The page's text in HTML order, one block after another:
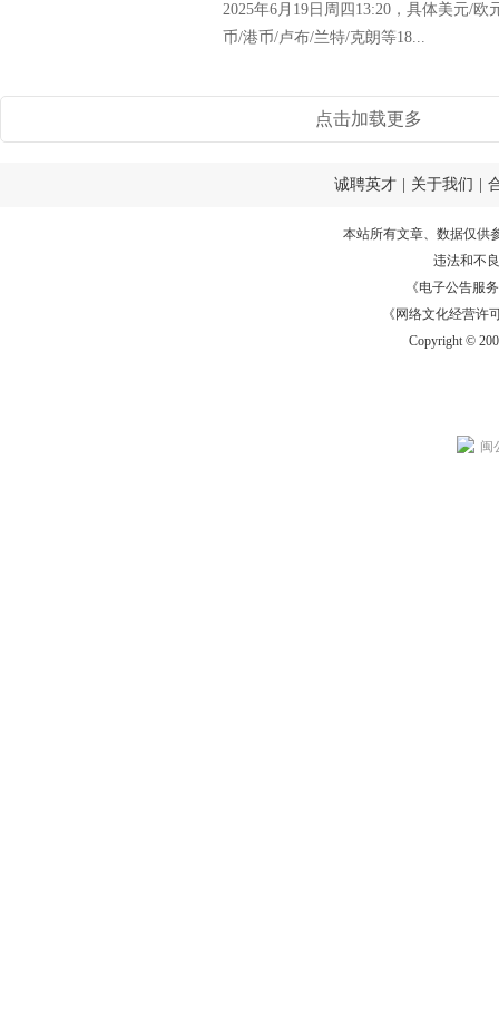
2025年6月19日周四13:20，具体美元/
币/港币/卢布/兰特/克朗等18...
点击加载更多
诚聘英才 关于我们
本站所有文章、数据仅供
违法和不
《电子公告服务
《网络文化经营许
Copyright ©
闽